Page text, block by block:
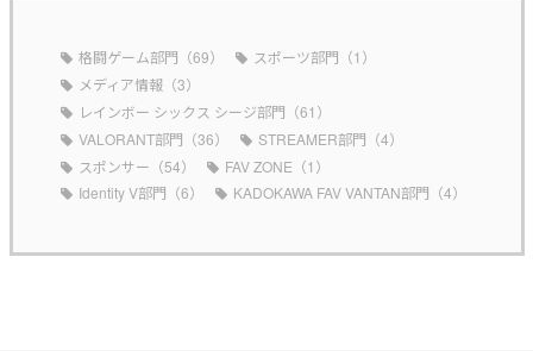
格闘ゲーム部門（69）
スポーツ部門（1）
メディア情報（3）
レインボー シックス シージ部門（61）
VALORANT部門（36）
STREAMER部門（4）
スポンサー（54）
FAV ZONE（1）
Identity V部門（6）
KADOKAWA FAV VANTAN部門（4）